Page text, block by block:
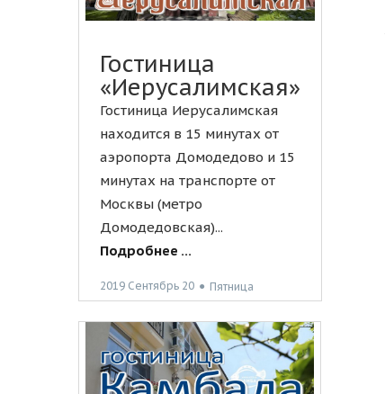
Гостиница
«Иерусалимская»
Гостиница Иерусалимская
находится в 15 минутах от
аэропорта Домодедово и 15
минутах на транспорте от
Москвы (метро
Домодедовская)...
Подробнее ...
2019 Сентябрь 20 ● Пятница